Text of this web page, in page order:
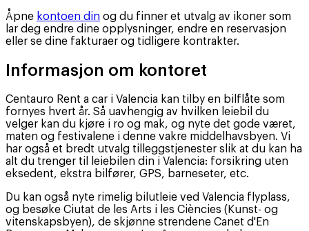
Åpne kontoen din og du finner et utvalg av ikoner som
lar deg endre dine opplysninger, endre en reservasjon
eller se dine fakturaer og tidligere kontrakter.
Informasjon om kontoret
Centauro Rent a car i Valencia kan tilby en bilflåte som
fornyes hvert år. Så uavhengig av hvilken leiebil du
velger kan du kjøre i ro og mak, og nyte det gode været,
maten og festivalene i denne vakre middelhavsbyen. Vi
har også et bredt utvalg tilleggstjenester slik at du kan ha
alt du trenger til leiebilen din i Valencia: forsikring uten
eksedent, ekstra bilfører, GPS, barneseter, etc.
Du kan også nyte rimelig bilutleie ved Valencia flyplass,
og besøke Ciutat de les Arts i les Ciències (Kunst- og
vitenskapsbyen), de skjønne strendene Canet d'En